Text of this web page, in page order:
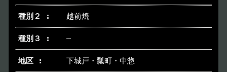
トップページ
越前焼
―
下城戸・瓢町・中惣